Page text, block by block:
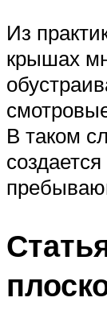
Из
крышах
В таком